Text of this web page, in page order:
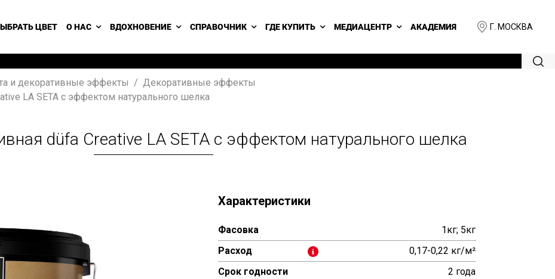
Г. МОСКВА
ЦВЕТ О НАС ВДОХНОВЕНИЕ СПРАВОЧНИК ГДЕ КУПИТЬ МЕДИАЦЕНТР АКАДЕМИЯ
и декоративные эффекты
Декоративные эффекты
LA SETA с эффектом натурального шелка
düfa Creative LA SETA с эффектом натурального шелка
Характеристики
Фасовка
1кг; 5кг
Расход
0,17-0,22 кг/м²
Срок годности
2 года